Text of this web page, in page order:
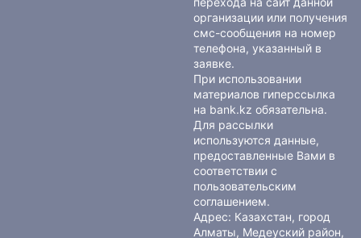
организации или получения
смс-сообщения на номер
телефона, указанный в
заявке.
При использовании
материалов гиперссылка
на bank.kz обязательна.
Для рассылки
используются данные,
предоставленные Вами в
соответствии с
пользовательским
соглашением.
Адрес: Казахстан, город
Алматы, Медеуский район,